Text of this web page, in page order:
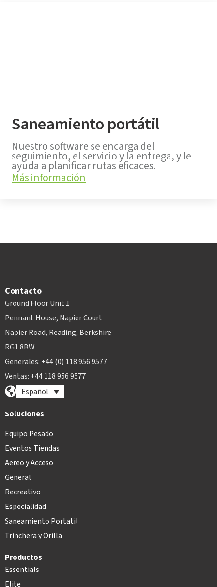
Saneamiento portátil
Nuestro software se encarga del
seguimiento, el servicio y la entrega, y le
ayuda a planificar rutas eficaces.
Más información
Contacto
Ground Floor Unit 1
Pennant House, Napier Court
Napier Road, Reading, Berkshire
RG1 8BW
Generales: +44 (0) 118 956 9577
Ventas: +44 118 956 9577
Español
Soluciones
Equipo Pesado
Eventos Tiendas
Aereo y Acceso
General
Recreativo
Especialidad
Saneamiento Portatil
Trinchera y Orilla
Productos
Essentials
Elite